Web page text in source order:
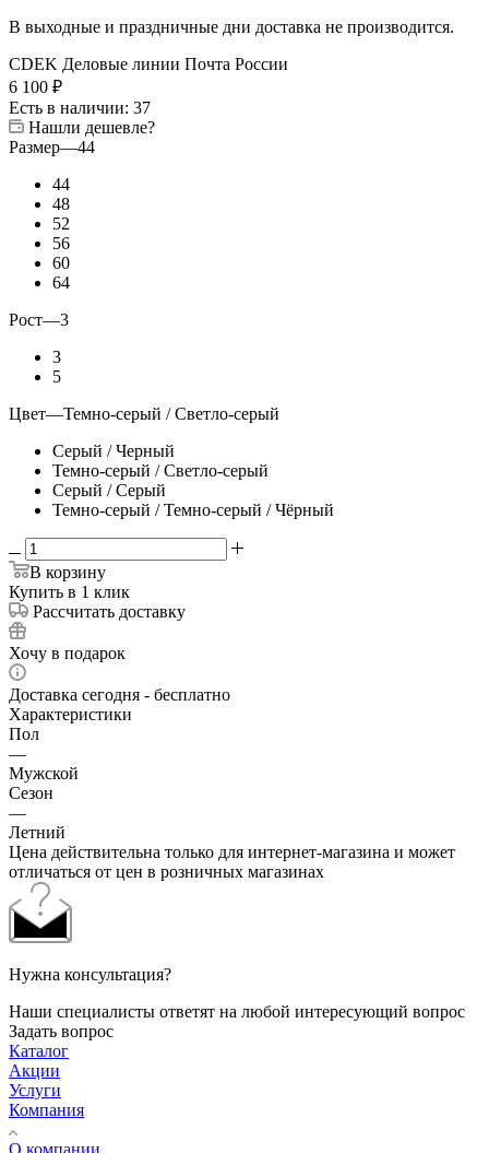
В выходные и праздничные дни доставка не производится.
CDEK Деловые линии Почта России
6 100 ₽
Есть в наличии: 37
Нашли дешевле?
Размер—44
44
48
52
56
60
64
Рост—3
3
5
Цвет—Темно-серый / Светло-серый
Серый / Черный
Темно-серый / Светло-серый
Серый / Серый
Темно-серый / Темно-серый / Чёрный
В корзину
Купить в 1 клик
Рассчитать доставку
Хочу в подарок
Доставка сегодня - бесплатно
Характеристики
Пол
—
Мужской
Сезон
—
Летний
Цена действительна только для интернет-магазина и может
отличаться от цен в розничных магазинах
Нужна консультация?
Наши специалисты ответят на любой интересующий вопрос
Задать вопрос
Каталог
Акции
Услуги
Компания
О компании